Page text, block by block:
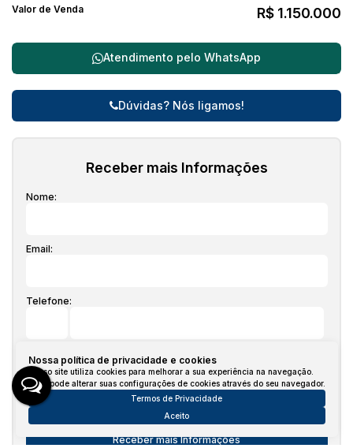
Nossa política de privacidade e cookies
Nosso site utiliza cookies para melhorar a sua experiência na navegação.
Você pode alterar suas configurações de cookies através do seu navegador.
Termos de Privacidade
Aceito
R$ 1.150.000
Valor de Venda
Atendimento pelo WhatsApp
Dúvidas? Nós ligamos!
Receber mais Informações
Nome:
Email:
Telefone: